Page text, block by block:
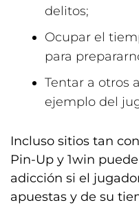
delitos;
Ocupar el
para
Tentar a otros
ejemplo del
Incluso sitios tan
Pin-Up y 1win
adicción si el
apuestas y de su